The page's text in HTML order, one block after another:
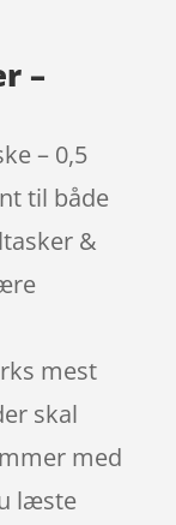
–
– 0,5
til både
&
mest
skal
med
læste